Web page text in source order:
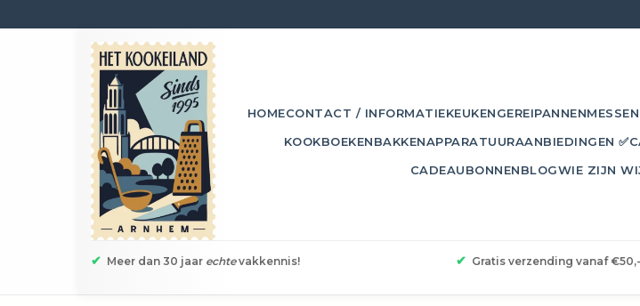
HOMECONTACT / INFORMATIEKEUKENGEREIPANNENMESSEN
KOOKBOEKENBAKKENAPPARATUURAANBIEDINGEN ✅
CADEAUBONNENBLOGWIE ZIJN
✔ Meer dan 30 jaar echtevakkennis! ✔ Gratis verzending vanaf €50,-